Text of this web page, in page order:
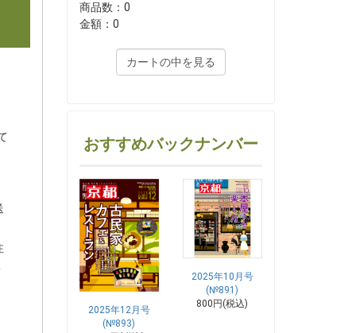
商品数：0
金額：0
カートの中を見る
おすすめバックナンバー
2025年12月号
(№893)
2025年10月号
(№891)
800円(税込)